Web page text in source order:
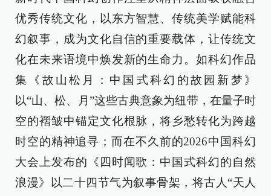
优秀传统文化，以东方智慧、传统美学赋能科
幻叙事，成为文化自信的重要载体，让传统文
化在未来语境中焕发新的生命力。如科幻作品
集《故山松月：中国式科幻的故园新梦》
以“山、松、月”这些古典意象为纽带，在量子时
空的褶皱中锚定文化根脉，将乡愁转化为跨越
时空的精神追寻；而在不久前的2026中国科幻
大会上发布的《四时闻歌：中国式科幻的自然
浪漫》以二十四节气为叙事骨架，将古人“天人